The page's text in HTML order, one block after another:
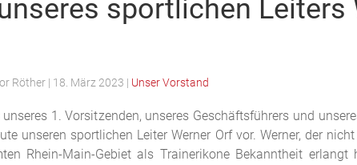
sportlichen Leiters
Röther | 18. März 2023 | Unser Vorstand
1. Vorsitzenden, unseres Geschäftsführers und
unseren sportlichen Leiter Werner Orf vor. Werner, der
Rhein-Main-Gebiet als Trainerikone Bekanntheit